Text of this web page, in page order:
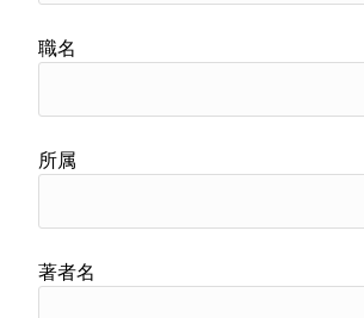
職名
所属
著者名